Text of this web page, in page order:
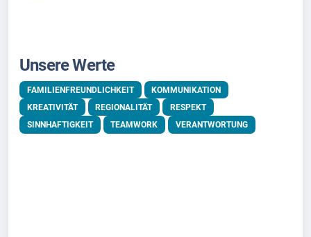
Unsere Werte
FAMILIENFREUNDLICHKEIT
KOMMUNIKATION
KREATIVITÄT
REGIONALITÄT
RESPEKT
SINNHAFTIGKEIT
TEAMWORK VERANTWORTUNG